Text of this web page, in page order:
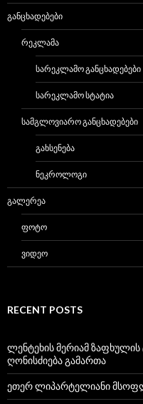
ᲒᲐᲜᲪᲮᲐᲓᲔᲑᲔᲑᲘ
ᲠᲔᲙᲚᲐᲛᲐ
ᲡᲐᲠᲔᲙᲚᲐᲛᲝ ᲒᲐᲜᲪᲮᲐᲓᲔᲑᲔᲑᲘ
ᲡᲐᲠᲔᲙᲚᲐᲛᲝ ᲡᲢᲐᲢᲘᲐ
ᲡᲐᲛᲒᲚᲝᲕᲘᲐᲠᲝ ᲒᲐᲜᲪᲮᲐᲓᲔᲑᲔᲑᲘ
ᲒᲐᲮᲡᲔᲜᲔᲑᲐ
ᲜᲔᲙᲠᲝᲚᲝᲒᲘ
ᲒᲐᲚᲔᲠᲔᲐ
ᲤᲝᲢᲝ
ᲕᲘᲓᲔᲝ
RECENT POSTS
ლენტეხის მერიამ ზაფხულის
ღონისძიება გამართა
ეთერ ლიპარტელიანი